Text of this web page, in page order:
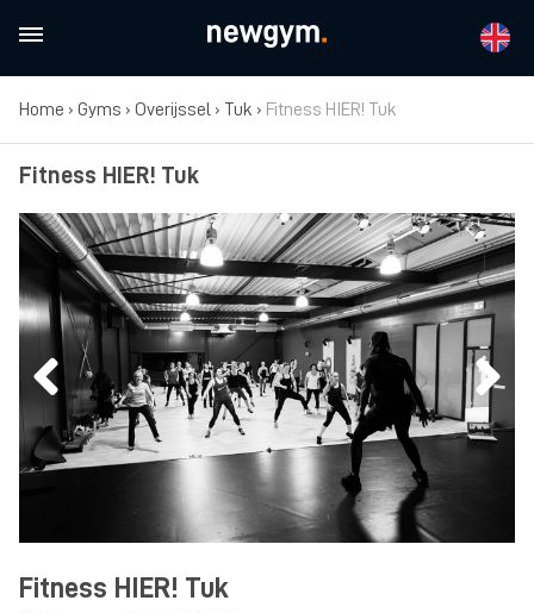
Home › Gyms › Overijssel › Tuk › Fitness HIER! Tuk
Fitness HIER! Tuk
Fitness HIER! Tuk